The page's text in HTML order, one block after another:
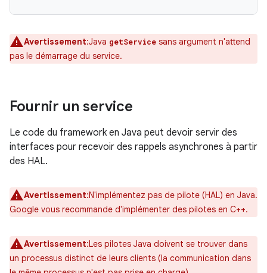
Avertissement:Java getService sans argument n'attend
pas le démarrage du service.
Fournir un service
Le code du framework en Java peut devoir servir des
interfaces pour recevoir des rappels asynchrones à partir
des HAL.
Avertissement:N'implémentez pas de pilote (HAL) en Java.
Google vous recommande d'implémenter des pilotes en C++.
Avertissement:Les pilotes Java doivent se trouver dans
un processus distinct de leurs clients (la communication dans